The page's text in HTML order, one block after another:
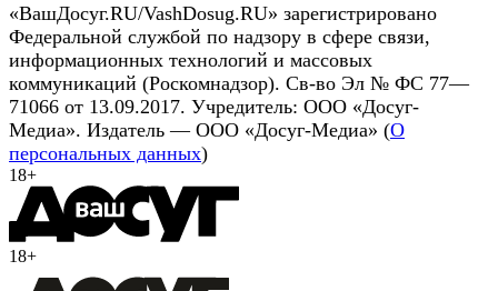
«ВашДосуг.RU/VashDosug.RU» зарегистрировано
Федеральной службой по надзору в сфере связи,
информационных технологий и массовых
коммуникаций (Роскомнадзор). Св-во Эл № ФС 77—
71066 от 13.09.2017. Учредитель: ООО «Досуг-
Медиа». Издатель — ООО «Досуг-Медиа» (О
персональных данных)
18+
18+